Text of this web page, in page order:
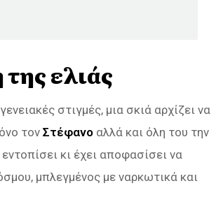
ελιάς
στιγμές, μια σκιά αρχίζει να
τον Στέφανο αλλά και όλη του την
κι έχει αποφασίσει να
μπλεγμένος με ναρκωτικά και